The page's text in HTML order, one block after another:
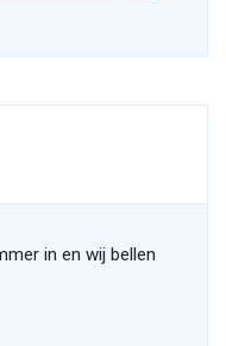
in en wij bellen